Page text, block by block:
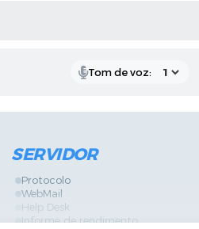
Tom de voz:
SERVIDOR
Protocolo
WebMail
Help Desk
Informe de rendimento